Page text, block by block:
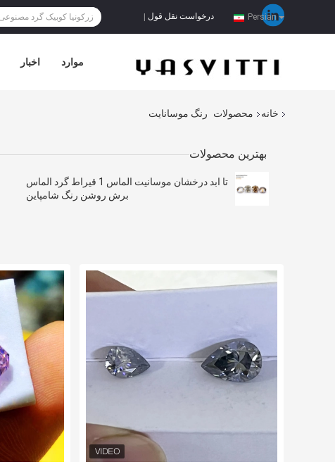
Persian درخواست نقل قول
اخبار موارد
خانه محصولات رنگ موسانایت
بهترین محصولات
تا ابد درخشان موسانيت الماس 1 قيراط گرد الماس
برش روشن رنگ شامپاین